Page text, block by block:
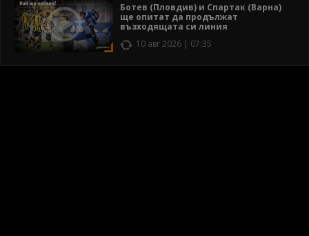
Ботев (Пловдив) и Спартак (Варна)
ще опитат да продължат
възходящата си линия
10 авг 2026 | 07:35